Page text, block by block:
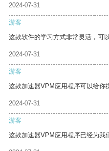
2024-07-31
游客
这款软件的学习方式非常灵活，可
2024-07-31
游客
这款加速器VPM应用程序可以给你
2024-07-31
游客
这款加速器VPM应用程序已经为我